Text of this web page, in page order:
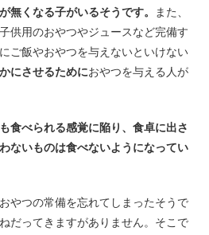
無くなる子がいるそうです。
また、
供用のおやつやジュースなど完備す
ご飯やおやつを与えないといけない
にさせるためにおやつを与える人が
食べられる感覚に陥り、食卓に出さ
ないものは食べないようになってい
やつの常備を忘れてしまったそうで
だってきますがありません。そこで